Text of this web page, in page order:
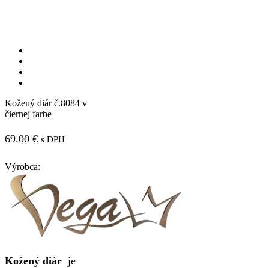
Kožený diár č.8084 v
čiernej farbe
69.00 € s DPH
Výrobca:
Kožený diár je